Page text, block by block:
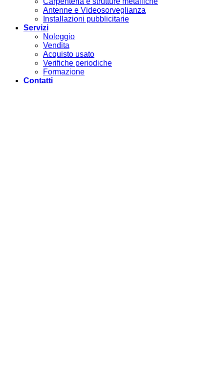
Antenne e Videosorveglianza
Installazioni pubblicitarie
Servizi
Noleggio
Vendita
Acquisto usato
Verifiche periodiche
Formazione
Contatti